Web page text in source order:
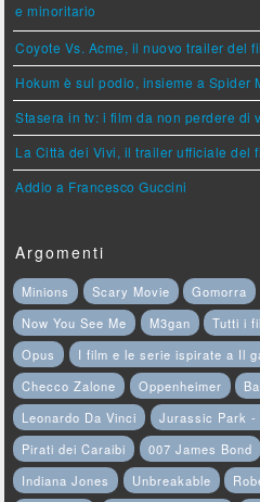
e minoritario
Coyote Vs. Acme, il nuovo trailer del
Hokum è sul podio, insieme a Spider
Stasera in tv: i film da non perdere di
La Città dei Vivi, il trailer ufficiale del
Addio a Francesco Guccini
Argomenti
Minions Scary Movie Gomorra
Now You See Me
M3gan
Tutti i
Opus
I film e le serie ispirate a Il
Checco Zalone
Oppenheimer
Leonardo Da Vinci
Jurassic Park -
Pirati dei Caraibi
007 James Bond
Indiana Jones
Unbreakable